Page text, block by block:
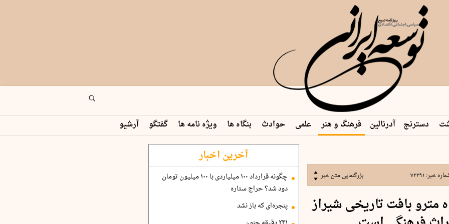
م…
دسترنج آدرنالین فرهنگ و هنر علمی حوادث بنگاه ها ویژه نامه ها گفتگو آرشیو
خبر: ۷۳۳۹۱ بزرگنمایی متن خبر
مترو بافت تاریخی شیراز
آخرین اخبار
چگونه قرارداد ۱۰۰ میلیاردی با ۱۰۰ میلیون تومان
دود شد؟ حراج ستاره
پنجره‌ای که باز نشد